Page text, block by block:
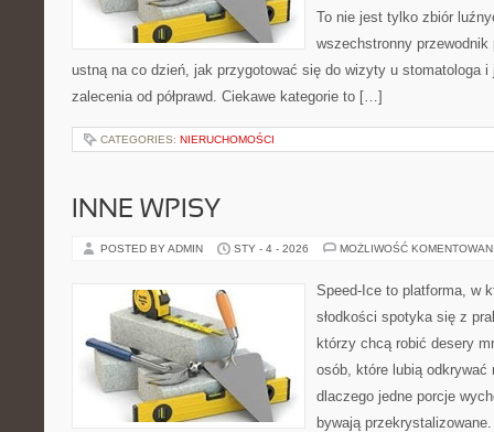
To nie jest tylko zbiór
wszechstronny
ustną na co dzień, jak przygotować się do wizyty u stomatologa
zalecenia od półprawd. Ciekawe kategorie to […]
CATEGORIES: NIERUCHOMOŚCI
INNE WPISY
POSTED BY ADMIN STY - 4 - 2026 MOŻLIWOŚĆ
Speed-Ice to platforma, w
słodkości spotyka się z
którzy chcą robić desery
osób, które lubią
dlaczego jedne porcje
bywają